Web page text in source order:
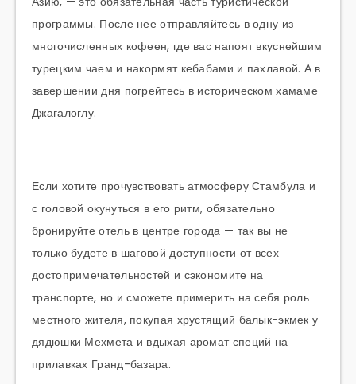
программы. После нее отправляйтесь в одну из
многочисленных кофеен, где вас напоят вкуснейшим
турецким чаем и накормят кебабами и пахлавой. А в
завершении дня погрейтесь в историческом хамаме
Джагалоглу.
Если хотите прочувствовать атмосферу Стамбула и
с головой окунуться в его ритм, обязательно
бронируйте отель в центре города — так вы не
только будете в шаговой доступности от всех
достопримечательностей и сэкономите на
транспорте, но и сможете примерить на себя роль
местного жителя, покупая хрустящий балык-экмек у
дядюшки Мехмета и вдыхая аромат специй на
прилавках Гранд-базара.